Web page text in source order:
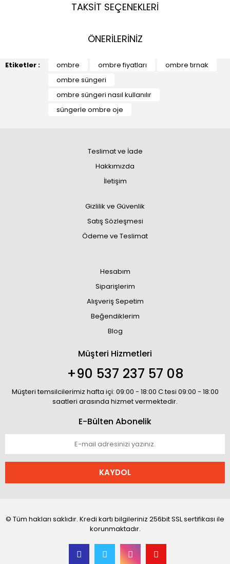
TAKSİT SEÇENEKLERİ
ÖNERİLERİNİZ
Etiketler : ombre ombre fiyatları
ombre tırnak
ombre süngeri
ombre süngeri nasıl kullanılır
süngerle ombre oje
Teslimat ve İade
Hakkımızda
İletişim
Gizlilik ve Güvenlik
Satış Sözleşmesi
Ödeme ve Teslimat
Hesabım
Siparişlerim
Alışveriş Sepetim
Beğendiklerim
Blog
Müşteri Hizmetleri
+90 537 237 57 08
Müşteri temsilcilerimiz hafta içi: 09:00 - 18:00 C.tesi 09:00 - 18:00
saatleri arasında hizmet vermektedir.
E-Bülten Abonelik
KAYDOL
© Tüm hakları saklıdır. Kredi kartı bilgileriniz 256bit SSL sertifikası ile
korunmaktadır.